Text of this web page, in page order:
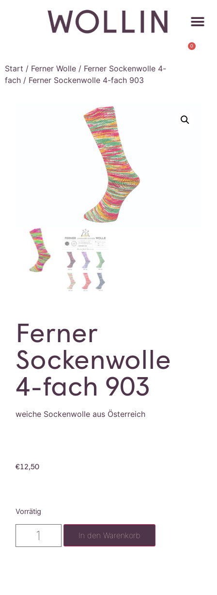
0
Start / Ferner Wolle / Ferner Sockenwolle 4-
fach / Ferner Sockenwolle 4-fach 903
Ferner
Sockenwolle
4-fach 903
weiche Sockenwolle aus Österreich
€12,50
Vorrätig
In den Warenkorb